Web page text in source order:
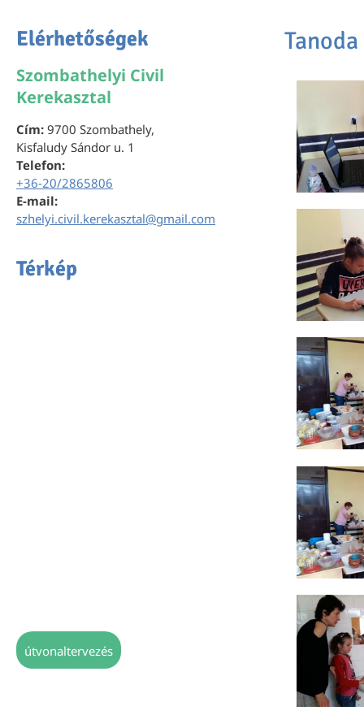
Elérhetőségek
Szombathelyi Civil
Kerekasztal
Cím: 9700 Szombathely,
Kisfaludy Sándor u. 1
Telefon:
+36-20/2865806
E-mail:
szhelyi.civil.kerekasztal@gmail.com
Térkép
útvonaltervezés